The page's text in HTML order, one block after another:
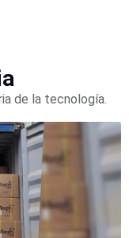
de la tecnología.